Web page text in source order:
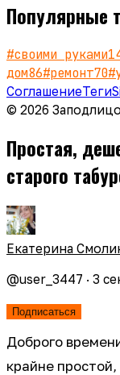
Популярные
#своими руками
дом86#ремонт70#
СоглашениеТеги
© 2026 Заподлицо
Простая,
старого
Екатерина
@user_3447 · 3
Подписаться
Доброго
крайне